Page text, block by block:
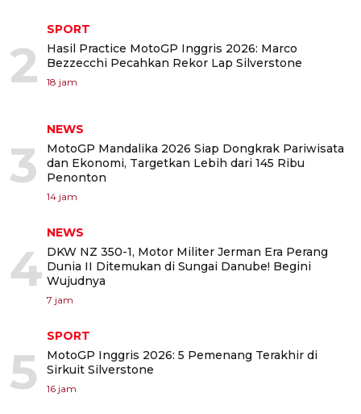
2
SPORT
Hasil Practice MotoGP Inggris 2026: Marco
Bezzecchi Pecahkan Rekor Lap Silverstone
18 jam
3
NEWS
MotoGP Mandalika 2026 Siap Dongkrak Pariwisata
dan Ekonomi, Targetkan Lebih dari 145 Ribu
Penonton
14 jam
4
NEWS
DKW NZ 350-1, Motor Militer Jerman Era Perang
Dunia II Ditemukan di Sungai Danube! Begini
Wujudnya
7 jam
5
SPORT
MotoGP Inggris 2026: 5 Pemenang Terakhir di
Sirkuit Silverstone
16 jam